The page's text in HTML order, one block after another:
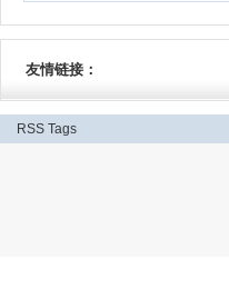
友情链接：
RSS Tags